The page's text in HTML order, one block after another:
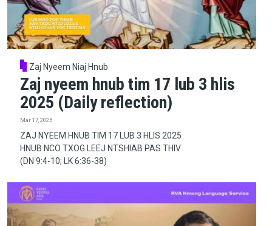
Zaj Nyeem Niaj Hnub
Zaj nyeem hnub tim 17 lub 3 hlis
2025 (Daily reflection)
Mar 17, 2025
ZAJ NYEEM HNUB TIM 17 LUB 3 HLIS 2025
HNUB NCO TXOG LEEJ NTSHIAB PAS THIV
(DN 9:4-10; LK 6:36-38)